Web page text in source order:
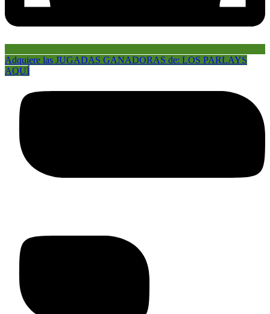
Adquiere las JUGADAS GANADORAS de: LOS PARLAYS
AQUÍ